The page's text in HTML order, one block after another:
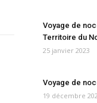
Voyage de
Territoire du
25 janvier 2023
Voyage de
19 décembre